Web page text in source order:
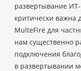
развертывание
критически важна
MulteFire для
нам существенно
подключения
в развертывании